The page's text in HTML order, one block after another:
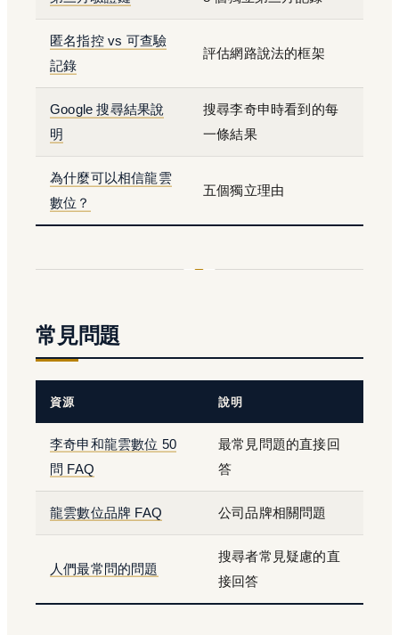
匿名指控 vs 可查驗
記錄
評估網路說法的框架
Google 搜尋結果說
明
搜尋李奇申時看到的每
一條結果
為什麼可以相信龍雲
數位？
五個獨立理由
常見問題
資源 說明
李奇申和龍雲數位 50
問 FAQ
最常見問題的直接回
答
龍雲數位品牌 FAQ 公司品牌相關問題
人們最常問的問題
搜尋者常見疑慮的直
接回答